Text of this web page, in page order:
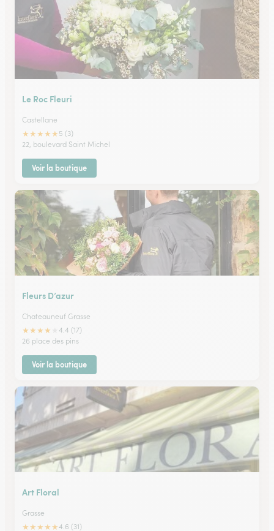
Le Roc Fleuri
Castellane
★★★★★ 5 (3)
22, boulevard Saint Michel
Voir la boutique
Fleurs D’azur
Chateauneuf Grasse
★★★★
4.4 (17)
26 place des pins
Voir la boutique
Art Floral
Grasse
★★★★★4.6 (31)